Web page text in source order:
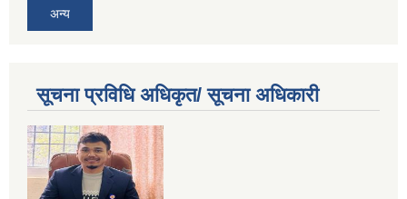
अन्य
सूचना प्रविधि अधिकृत/ सूचना अधिकारी